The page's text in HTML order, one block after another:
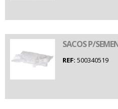
SACOS P/
REF: 500340519